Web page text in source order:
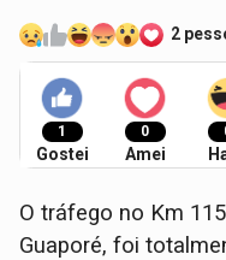
2
1
Gostei
0
Amei
​O tráfego no Km
Guaporé, foi